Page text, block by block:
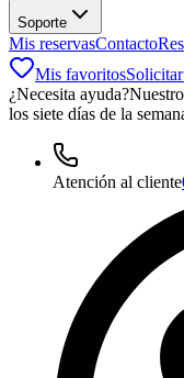
Soporte
Mis reservasContacto
Mis favoritos
¿Necesita ayuda?
los siete días de la
Atención al cliente